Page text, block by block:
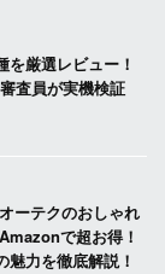
厳選レビュー！
査員が実機検証
ーテクのおしゃれ
で超お得！
魅力を徹底解説！